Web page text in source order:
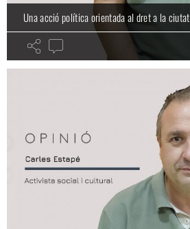
Una acció política orientada al dret a la ciutat